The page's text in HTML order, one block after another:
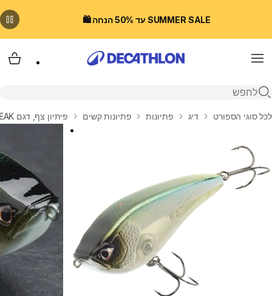
SUMMER SALE עד 50% הנחה 🛍️
Menu
פתיחת חיפוש
בית
לכל סוגי הספורט דיג פתיונות פתיונות קשים פיתיון צף, דגם WXM JRK 100SP BLEAK